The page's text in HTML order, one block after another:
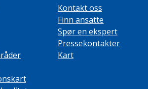
Kontakt oss
Finn ansatte
Spør en ekspert
Pressekontakter
Kart